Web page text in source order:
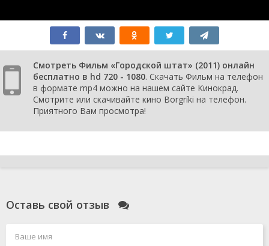
Смотреть Фильм «Городской штат» (2011) онлайн
бесплатно в hd 720 - 1080. Скачать Фильм на телефон
в формате mp4 можно на нашем сайте Кинокрад.
Смотрите или скачивайте кино Borgríki на телефон.
Приятного Вам просмотра!
Оставь свой отзыв